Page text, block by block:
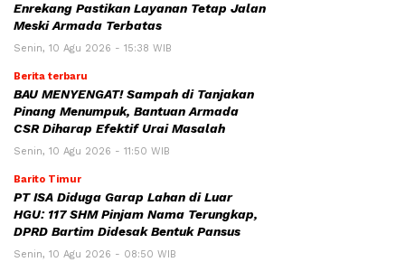
Enrekang Pastikan Layanan Tetap Jalan
Meski Armada Terbatas
Senin, 10 Agu 2026 - 15:38 WIB
Berita terbaru
BAU MENYENGAT! Sampah di Tanjakan
Pinang Menumpuk, Bantuan Armada
CSR Diharap Efektif Urai Masalah
Senin, 10 Agu 2026 - 11:50 WIB
Barito Timur
PT ISA Diduga Garap Lahan di Luar
HGU: 117 SHM Pinjam Nama Terungkap,
DPRD Bartim Didesak Bentuk Pansus
Senin, 10 Agu 2026 - 08:50 WIB